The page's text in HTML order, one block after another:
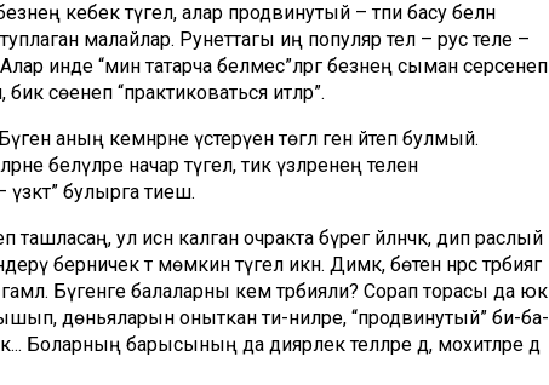
кебек түгел, алар продвинутый – тәпи басу белән
туплаган малайлар. Рунеттагы иң популяр тел – рус теле –
инде “мин татарча белмес”ләргә безнең сыман сәерсенеп
сөенеп “практиковаться итәләр”.
аның кемнәрне үстерүен төгәл генә әйтеп булмый.
белүләре начар түгел, тик үзләренең телен
булырга тиеш.
ул исән калган очракта бүрегә әйләнәчәк, дип раслый
берничек тә мөмкин түгел икән. Димәк, бөтен нәрсә тәрбиягә
Бү­генге балаларны кем тәрбияли? Сорап торасы да юк
дөньяларын оныткан әти-әниләре, “продвинутый” әби-ба­
Бо­ларның барысының да диярлек телләре дә, мохитләре дә